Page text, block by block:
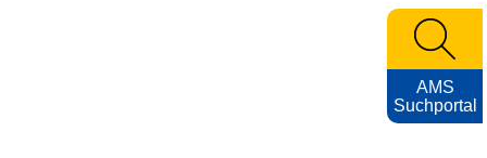
AMS
Suchportal